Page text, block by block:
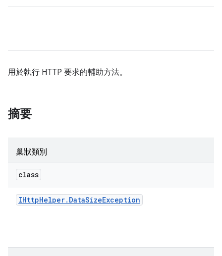
用於執行 HTTP 要求的輔助方法。
摘要
巢狀類別
class
IHttpHelper. DataSizeException